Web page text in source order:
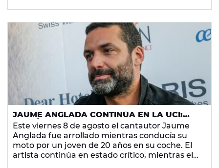
JAUME ANGLADA CONTINÚA EN LA UCI:
PRISIÓN PROVISIONAL PARA EL JOVEN
DETENIDO POR ATROPELLO
Este viernes 8 de agosto el cantautor Jaume
Anglada fue arrollado mientras conducía su
moto por un joven de 20 años en su coche. El
artista continúa en estado crítico, mientras el